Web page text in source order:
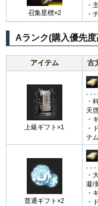
召集星標×2
・
・
Aランク(購入優先
アイテム 古
上級ギフト×1
・
天
・
・
テ
普通ギフト×2
・
凝/
・
・